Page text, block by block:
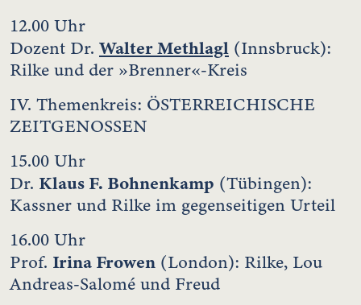
12.00 Uhr
Dozent Dr. Walter Methlagl (Innsbruck):
Rilke und der »Brenner«-Kreis
IV. Themenkreis: ÖSTERREICHISCHE
ZEITGENOSSEN
15.00 Uhr
Dr. Klaus F. Bohnenkamp (Tübingen):
Kassner und Rilke im gegenseitigen Urteil
16.00 Uhr
Prof. Irina Frowen (London): Rilke, Lou
Andreas-Salomé und Freud